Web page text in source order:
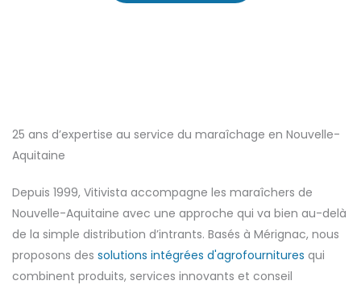
25 ans d’expertise au service du maraîchage en Nouvelle-
Aquitaine
Depuis 1999, Vitivista accompagne les maraîchers de
Nouvelle-Aquitaine avec une approche qui va bien au-delà
de la simple distribution d’intrants. Basés à Mérignac, nous
proposons des solutions intégrées d'agrofournitures qui
combinent produits, services innovants et conseil